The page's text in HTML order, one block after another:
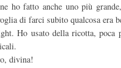
ho fatto anche uno più
di farci subito qualcosa era
Ho usato della ricotta, poca
divina!